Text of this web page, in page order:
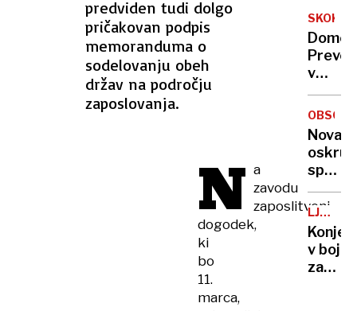
predviden tudi dolgo
pričakovan podpis
memoranduma o
sodelovanju obeh
držav na področju
zaposlovanja.
N a
zavodu
zaposlitveni
dogodek,
ki
bo
11.
marca,
Trump
ve,
kaj
imamo,
in
misli
resno!
SKOKI
Domen
Prevc
v
Lake
še
drugič
Nova
v
LJUDJE
V
v boj
za